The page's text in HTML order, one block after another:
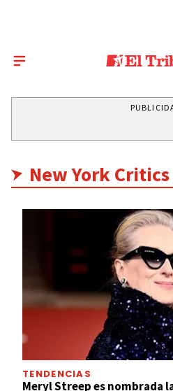
New York
TENDENCIAS
Meryl Streep es nombrada